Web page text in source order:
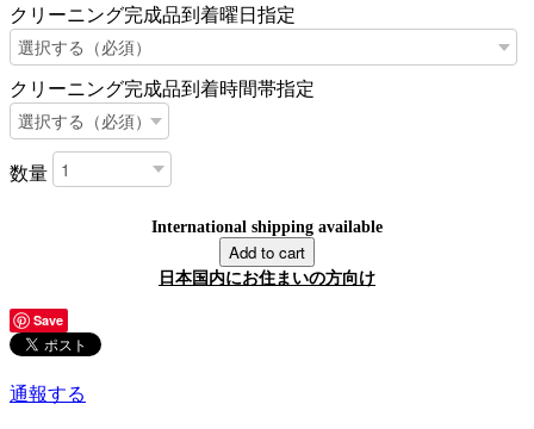
クリーニング完成品到着曜日指定
クリーニング完成品到着時間帯指定
数量
International shipping available
Add to cart
日本国内にお住まいの方向け
Save
通報する